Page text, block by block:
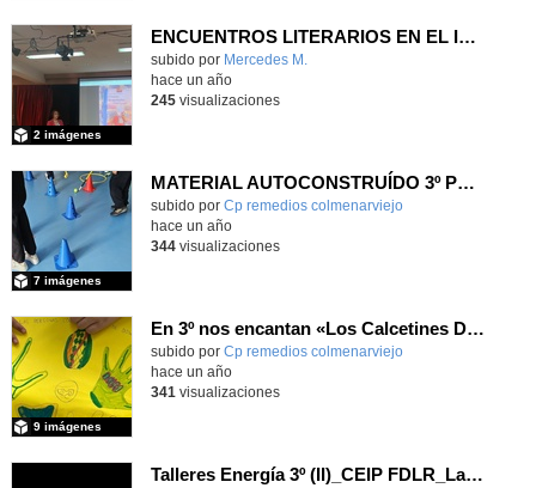
ENCUENTROS LITERARIOS EN EL IES ANTONIO DOMÍNGUEZ ORTIZ
subido por Mercedes M.
2 imágenes
hace un año
245visualizaciones
MATERIAL AUTOCONSTRUÍDO 3º PRIMARIA
Contenido educativo.
subido por Cp remedios colmenarviejo
7 imágenes
-
hace un año
344visualizaciones
En 3º nos encantan «Los Calcetines Desparejados»
Contenido educativo.
subido por Cp remedios colmenarviejo
9 imágenes
-
hace un año
341 visualizaciones
Talleres Energía 3º (II)_CEIP FDLR_Las Rozas